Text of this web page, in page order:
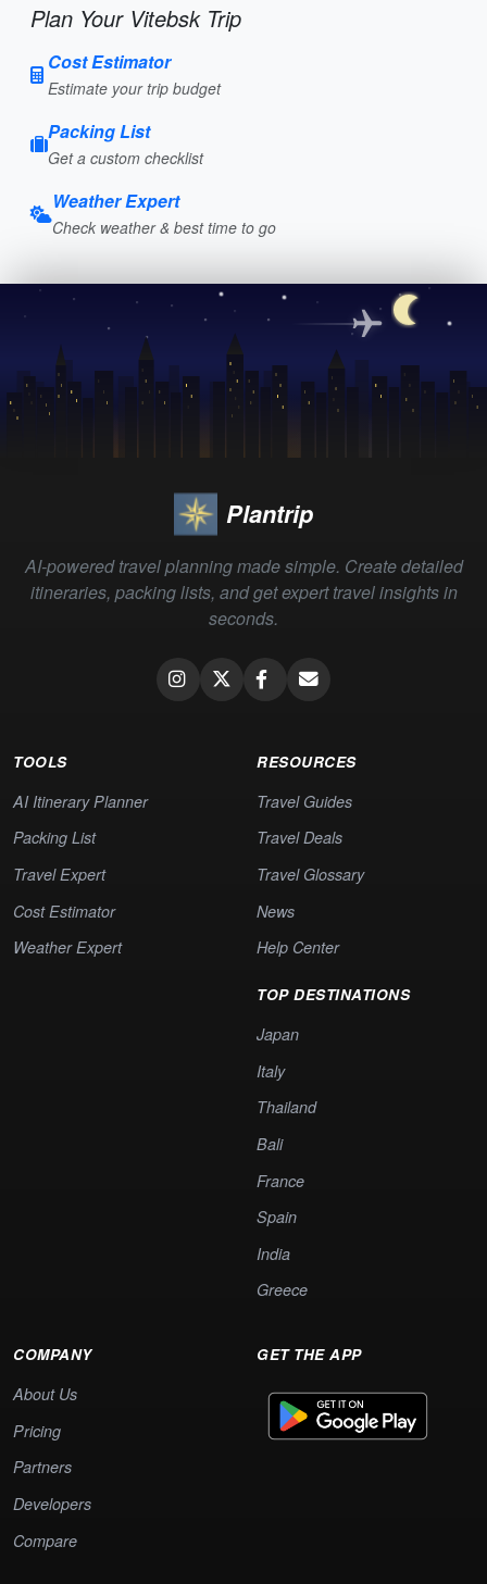
Plan Your Vitebsk Trip
Cost Estimator
Estimate your trip budget
Packing List
Get a custom checklist
Weather Expert
Check weather & best time to go
Plantrip
AI-powered travel planning made simple. Create detailed
itineraries, packing lists, and get expert travel insights in
seconds.
TOOLS
AI Itinerary Planner
Packing List
Travel Expert
Cost Estimator
Weather Expert
RESOURCES
Travel Guides
Travel Deals
Travel Glossary
News
Help Center
TOP DESTINATIONS
Japan
Italy
Thailand
Bali
France
Spain
India
Greece
COMPANY
About Us
Pricing
Partners
Developers
Compare
GET THE APP